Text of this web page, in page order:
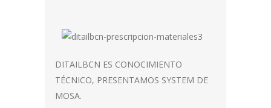
DITAILBCN ES CONOCIMIENTO
TÉCNICO, PRESENTAMOS SYSTEM DE
MOSA.